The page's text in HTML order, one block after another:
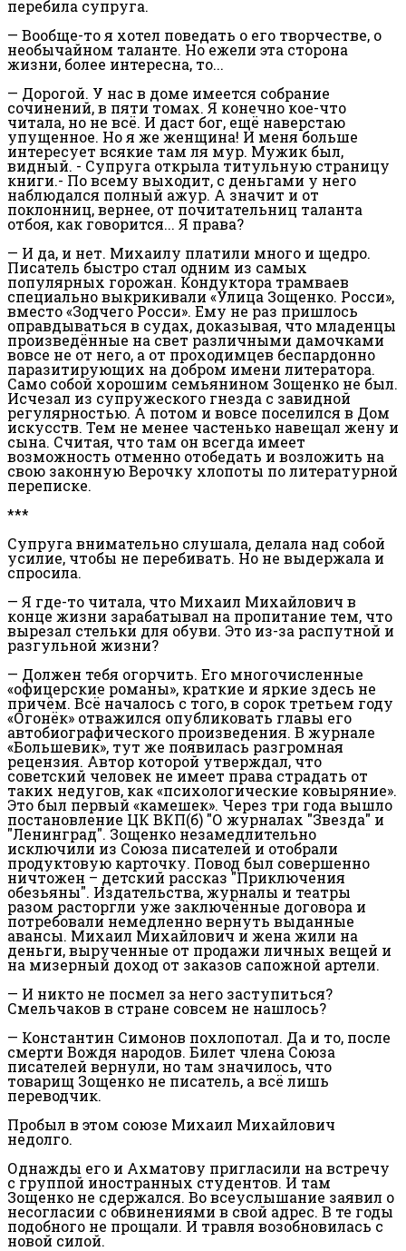
перебила супруга.
— Вообще-то я хотел поведать о его творчестве, о
необычайном таланте. Но ежели эта сторона
жизни, более интересна, то...
— Дорогой. У нас в доме имеется собрание
сочинений, в пяти томах. Я конечно кое-что
читала, но не всё. И даст бог, ещё наверстаю
упущенное. Но я же женщина! И меня больше
интересует всякие там ля мур. Мужик был,
видный. - Супруга открыла титульную страницу
книги.- По всему выходит, с деньгами у него
наблюдался полный ажур. А значит и от
поклонниц, вернее, от почитательниц таланта
отбоя, как говорится... Я права?
— И да, и нет. Михаилу платили много и щедро.
Писатель быстро стал одним из самых
популярных горожан. Кондуктора трамваев
специально выкрикивали «Улица Зощенко. Росси»,
вместо «Зодчего Росси». Ему не раз пришлось
оправдываться в судах, доказывая, что младенцы
произведённые на свет различными дамочками
вовсе не от него, а от проходимцев беспардонно
паразитирующих на добром имени литератора.
Само собой хорошим семьянином Зощенко не был.
Исчезал из супружеского гнезда с завидной
регулярностью. А потом и вовсе поселился в Дом
искусств. Тем не менее частенько навещал жену и
сына. Считая, что там он всегда имеет
возможность отменно отобедать и возложить на
свою законную Верочку хлопоты по литературной
переписке.
***
Супруга внимательно слушала, делала над собой
усилие, чтобы не перебивать. Но не выдержала и
спросила.
— Я где-то читала, что Михаил Михайлович в
конце жизни зарабатывал на пропитание тем, что
вырезал стельки для обуви. Это из-за распутной и
разгульной жизни?
— Должен тебя огорчить. Его многочисленные
«офицерские романы», краткие и яркие здесь не
причём. Всё началось с того, в сорок третьем году
«Огонёк» отважился опубликовать главы его
автобиографического произведения. В журнале
«Большевик», тут же появилась разгромная
рецензия. Автор которой утверждал, что
советский человек не имеет права страдать от
таких недугов, как «психологические ковыряние».
Это был первый «камешек». Через три года вышло
постановление ЦК ВКП(б) "О журналах "Звезда" и
"Ленинград". Зощенко незамедлительно
исключили из Союза писателей и отобрали
продуктовую карточку. Повод был совершенно
ничтожен – детский рассказ "Приключения
обезьяны". Издательства, журналы и театры
разом расторгли уже заключённые договора и
потребовали немедленно вернуть выданные
авансы. Михаил Михайлович и жена жили на
деньги, вырученные от продажи личных вещей и
на мизерный доход от заказов сапожной артели.
— И никто не посмел за него заступиться?
Смельчаков в стране совсем не нашлось?
— Константин Симонов похлопотал. Да и то, после
смерти Вождя народов. Билет члена Союза
писателей вернули, но там значилось, что
товарищ Зощенко не писатель, а всё лишь
переводчик.
Пробыл в этом союзе Михаил Михайлович
недолго.
Однажды его и Ахматову пригласили на встречу
с группой иностранных студентов. И там
Зощенко не сдержался. Во всеуслышание заявил о
несогласии с обвинениями в свой адрес. В те годы
подобного не прощали. И травля возобновилась с
новой силой.